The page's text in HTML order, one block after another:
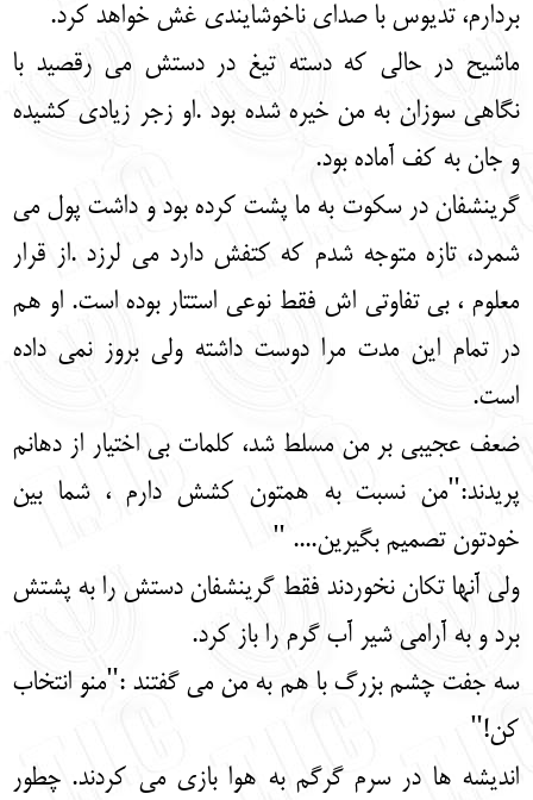
بردارم، تدیوس با صدای ناخوشایندی غش خواهد کرد.
ماشیح در حالی که دسته تیغ در دستش می رقصید با
نگاهی سوزان به من خیره شده بود .او زجر زیادی کشیده
و جان به کف آماده بود.
گرینشفان در سکوت به ما پشت کرده بود و داشت پول می
شمرد، تازه متوجه شدم که کتفش دارد می لرزد .از قرار
معلوم ، بی تفاوتی اش فقط نوعی استتار بوده است. او هم
در تمام این مدت مرا دوست داشته ولی بروز نمی داده
است.
ضعف عجیبی بر من مسلط شد، کلمات بی اختیار از دهانم
پریدند:"من نسبت به همتون کشش دارم ، شما بین
خودتون تصمیم بگیرین.... "
ولی آنها تکان نخوردند فقط گرینشفان دستش را به پشتش
برد و به آرامی شیر آب گرم را باز کرد.
سه جفت چشم بزرگ با هم به من می گفتند :"منو انتخاب
کن!"
اندیشه ها در سرم گرگم به هوا بازی می کردند. چطور